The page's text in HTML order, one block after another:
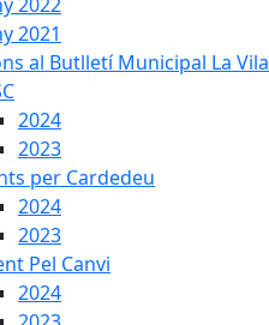
2021
al Butlletí Municipal La Vila
2024
2023
per Cardedeu
2024
2023
Pel Canvi
2024